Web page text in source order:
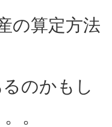
の算定方法
のかもし
。